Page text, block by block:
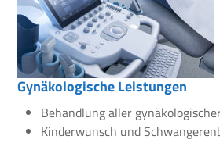
Gynäkologische Leistungen
Behandlung aller
Kinderwunsch und